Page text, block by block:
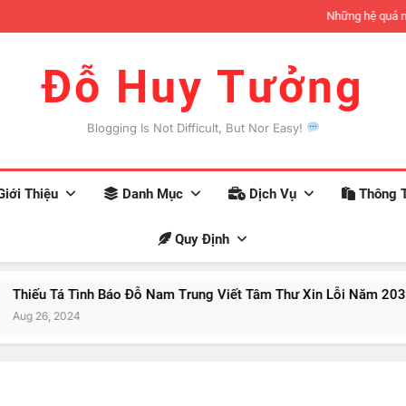
Khoa
Đỗ Huy Tưởng
Blogging Is Not Difficult, But Nor Easy!
Thiệu Danh Mục Dịch Vụ Thông
Quy Định
Báo Đỗ Nam Trung Viết Tâm Thư Xin Lỗi Năm 2034